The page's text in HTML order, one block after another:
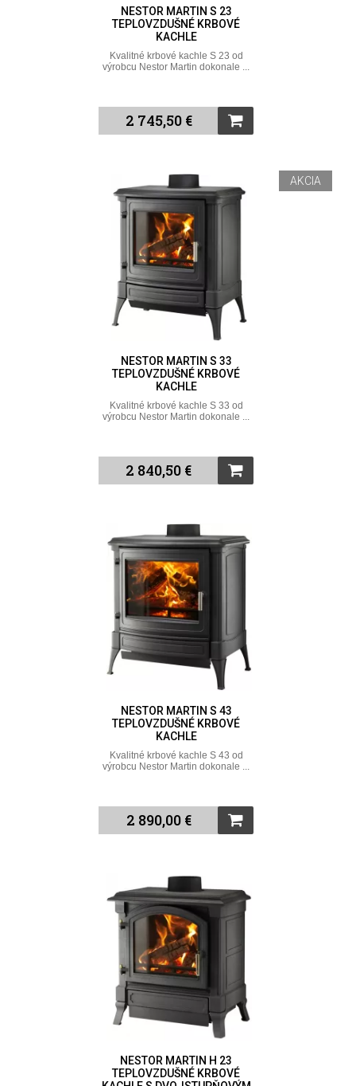
NESTOR MARTIN S 23
TEPLOVZDUŠNÉ KRBOVÉ
KACHLE
Kvalitné krbové kachle S 23 od
výrobcu Nestor Martin dokonale ...
2 745,50 €
AKCIA
NESTOR MARTIN S 33
TEPLOVZDUŠNÉ KRBOVÉ
KACHLE
Kvalitné krbové kachle S 33 od
výrobcu Nestor Martin dokonale ...
2 840,50 €
NESTOR MARTIN S 43
TEPLOVZDUŠNÉ KRBOVÉ
KACHLE
Kvalitné krbové kachle S 43 od
výrobcu Nestor Martin dokonale ...
2 890,00 €
NESTOR MARTIN H 23
TEPLOVZDUŠNÉ KRBOVÉ